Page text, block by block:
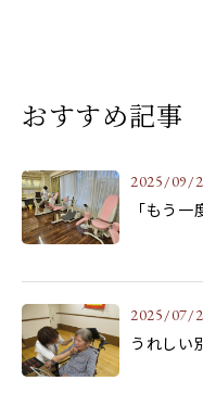
おすすめ記事
2025/09/
「もう一
2025/07/
うれしい